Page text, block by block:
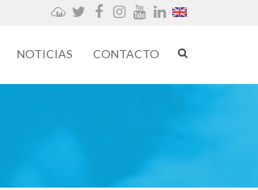
Weathercloud
Twitter
Facebook
Instagram
YouTube
LinkedIn
NOTICIAS CONTACTO